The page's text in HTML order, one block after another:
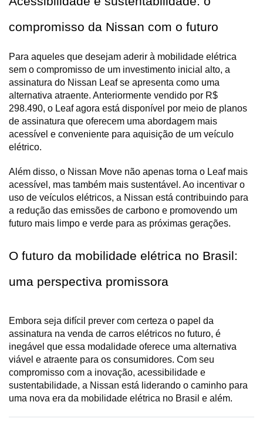
compromisso da Nissan com o futuro
Para aqueles que desejam aderir à mobilidade elétrica
sem o compromisso de um investimento inicial alto, a
assinatura do Nissan Leaf se apresenta como uma
alternativa atraente. Anteriormente vendido por R$
298.490, o Leaf agora está disponível por meio de planos
de assinatura que oferecem uma abordagem mais
acessível e conveniente para aquisição de um veículo
elétrico.
Além disso, o Nissan Move não apenas torna o Leaf mais
acessível, mas também mais sustentável. Ao incentivar o
uso de veículos elétricos, a Nissan está contribuindo para
a redução das emissões de carbono e promovendo um
futuro mais limpo e verde para as próximas gerações.
O futuro da mobilidade elétrica no Brasil:
uma perspectiva promissora
Embora seja difícil prever com certeza o papel da
assinatura na venda de carros elétricos no futuro, é
inegável que essa modalidade oferece uma alternativa
viável e atraente para os consumidores. Com seu
compromisso com a inovação, acessibilidade e
sustentabilidade, a Nissan está liderando o caminho para
uma nova era da mobilidade elétrica no Brasil e além.